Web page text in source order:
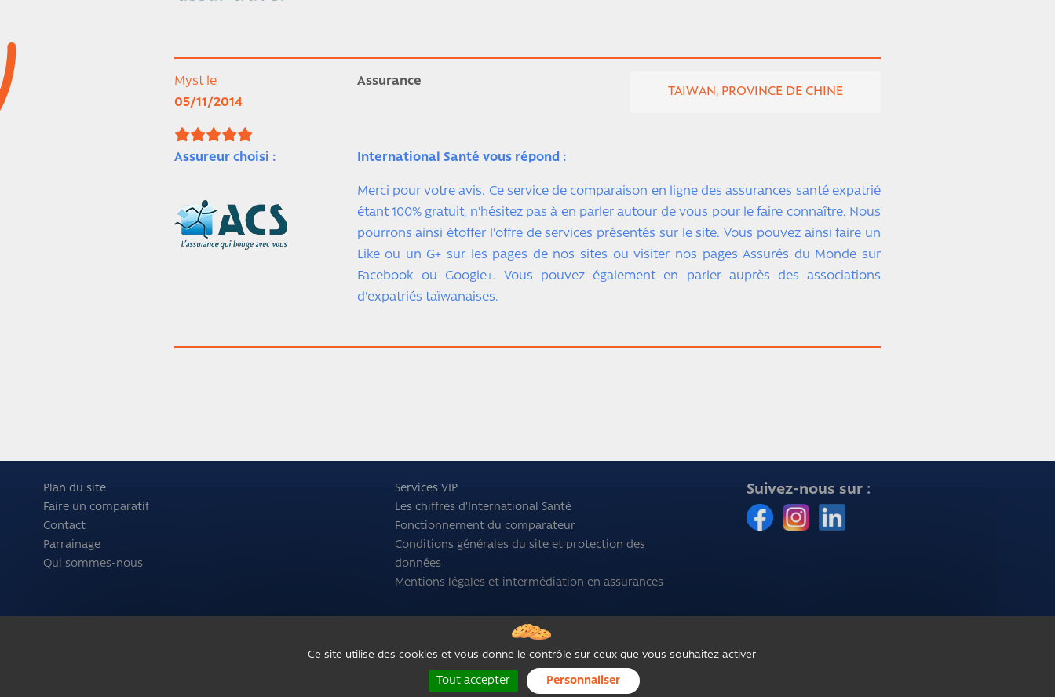
Myst le
05/11/2014
Assurance
TAIWAN, PROVINCE DE CHINE
Assureur choisi : International Santé vous répond :
Merci pour votre avis. Ce service de comparaison en ligne des assurances santé expatrié
étant 100% gratuit, n'hésitez pas à en parler autour de vous pour le faire connaître. Nous
pourrons ainsi étoffer l'offre de services présentés sur le site. Vous pouvez ainsi faire un
Like ou un G+ sur les pages de nos sites ou visiter nos pages Assurés du Monde sur
Facebook ou Google+. Vous pouvez également en parler auprès des associations
d'expatriés taïwanaises.
Plan du site
Faire un comparatif
Contact
Parrainage
Qui sommes-nous
Services VIP
Les chiffres d'International Santé
Fonctionnement du comparateur
Conditions générales du site et protection des
données
Mentions légales et intermédiation en assurances
Suivez-nous sur :
Ce site utilise des cookies et vous donne le contrôle sur ceux que vous souhaitez activer
Tout accepter Personnaliser